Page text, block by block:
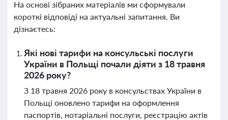
На основі зібраних матеріалів ми сформували
короткі відповіді на актуальні запитання. Ви
дізнаєтесь:
Які нові тарифи на консульські послуги
України в Польщі почали діяти з 18 травня
2026 року?
З 18 травня 2026 року в консульствах України в
Польщі оновлено тарифи на оформлення
паспортів, нотаріальні послуги, реєстрацію актів